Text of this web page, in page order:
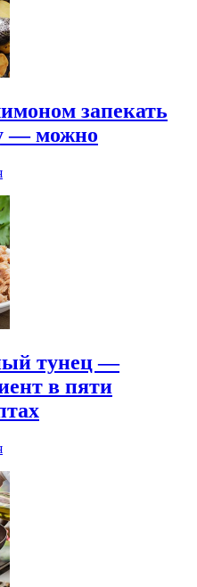
запекать
— можно
тунец —
в пяти